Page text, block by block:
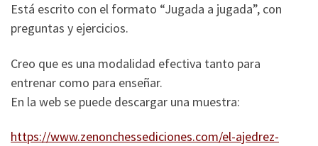
Está escrito con el formato “Jugada a jugada”, con
preguntas y ejercicios.
Creo que es una modalidad efectiva tanto para
entrenar como para enseñar.
En la web se puede descargar una muestra:
https://www.zenonchessediciones.com/el-ajedrez-